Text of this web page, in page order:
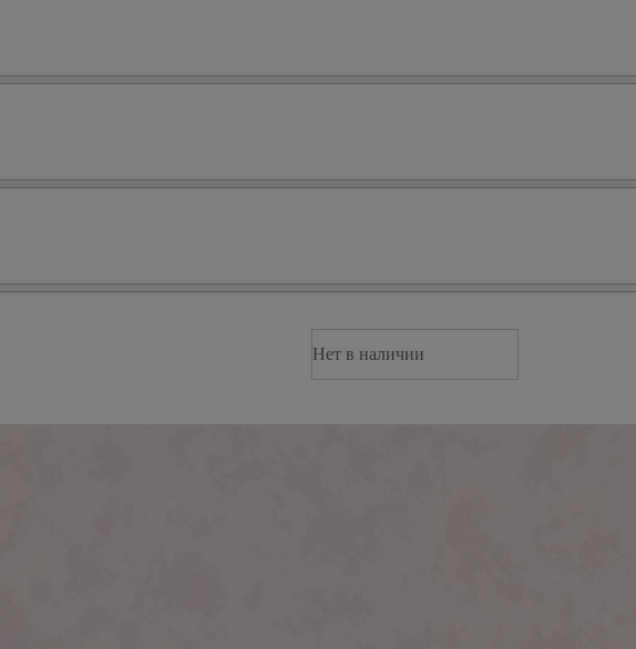
Нет в наличии